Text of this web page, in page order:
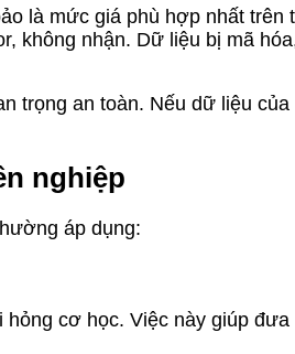
là mức giá phù hợp nhất
không nhận. Dữ liệu bị mã
trọng an toàn. Nếu dữ liệu
nghiệp
áp dụng:
cơ học. Việc này giúp